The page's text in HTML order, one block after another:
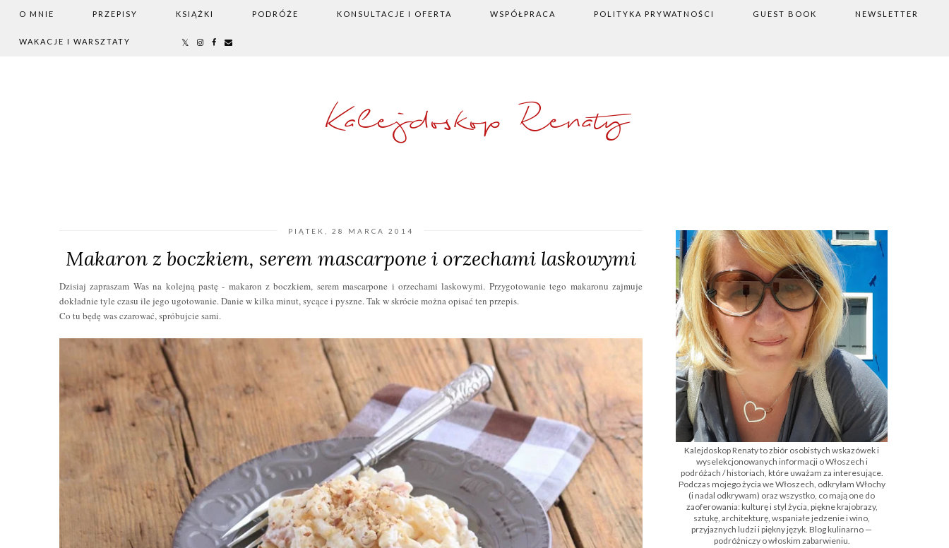
O MNIE PRZEPISY KSIĄŻKI PODRÓŻE KONSULTACJE I OFERTA WSPÓŁPRACA POLITYKA PRYWATNOŚCI GUEST BOOK NEWSLETTER
WAKACJE I WARSZTATY
Kalejdoskop Renaty
PIĄTEK, 28 MARCA 2014
Makaron z boczkiem, serem mascarpone i orzechami laskowymi
Dzisiaj zapraszam Was na kolejną pastę - makaron z boczkiem, serem mascarpone i orzechami laskowymi. Przygotowanie tego makaronu zajmuje
dokładnie tyle czasu ile jego ugotowanie. Danie w kilka minut, sycące i pyszne. Tak w skrócie można opisać ten przepis.
Co tu będę was czarować, spróbujcie sami.
Kalejdoskop Renaty to zbiór osobistych wskazówek i
wyselekcjonowanych informacji o Włoszech i
podróżach / historiach, które uważam za interesujące.
Podczas mojego życia we Włoszech, odkryłam Włochy
(i nadal odkrywam) oraz wszystko, co mają one do
zaoferowania: kulturę i styl życia, piękne krajobrazy,
sztukę, architekturę, wspaniałe jedzenie i wino,
przyjaznych ludzi i piękny język. Blog kulinarno —
podróżniczy o włoskim zabarwieniu.